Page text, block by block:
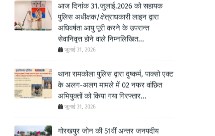
आज दिनांक 31.जुलाई.2026 को सहायक
पुलिस अधीक्षक/क्षेत्राधकारी लाइन द्वारा
अधिवर्षता आयु पूरी करने के उपरान्त
सेवानिवृत्त होने वाले निम्नलिखित...
जुलाई 31, 2026
थाना रामकोला पुलिस द्वारा दुष्कर्म, पाक्सो एक्ट
के अलग-अलग मामले में 02 नफर वांछित
अभियुक्तों को किया गया गिरफ्तार...
जुलाई 31, 2026
गोरखपुर जोन की 51वीं अन्तर जनपदीय